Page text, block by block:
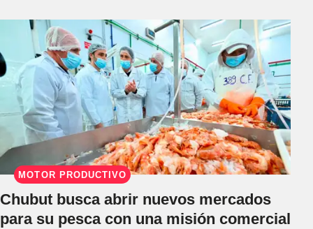
MOTOR PRODUCTIVO
Chubut busca abrir nuevos mercados
para su pesca con una misión comercial